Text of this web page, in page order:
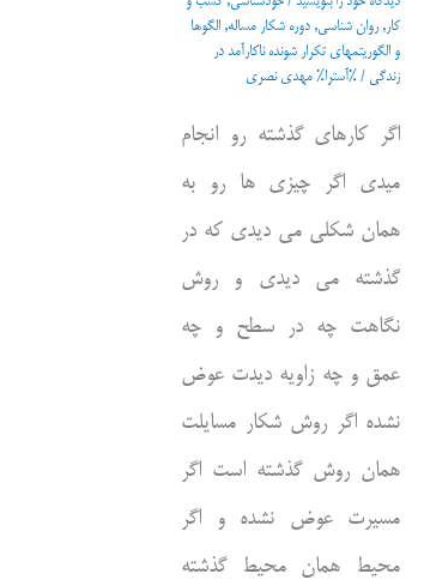
کار ,روان شناسی, دوره شکار مساله, الگوها
و الگوریتمهای تکرار شونده ناکارآمد در
زندگی / %آسترا% مهدی نصری
اگر کارهای گذشته رو انجام
میدی اگر چیزی ها رو به
همان شکلی می دیدی که در
گذشته می دیدی و روش
نگاهت چه در سطح و چه
عمق و چه زاویه دیدت عوض
نشده اگر روش شکار مسایلت
همان روش گذشته است اگر
مسیرت عوض نشده و اگر
محیط همان محیط گذشته